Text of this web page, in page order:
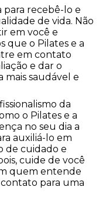
para recebê-lo e
de vida. Não
em você e
que o Pilates e a
em contato
e dar o
mais saudável e
da
o Pilates e a
no seu dia a
auxiliá-lo em
de cuidado e
cuide de você
quem entende
para uma